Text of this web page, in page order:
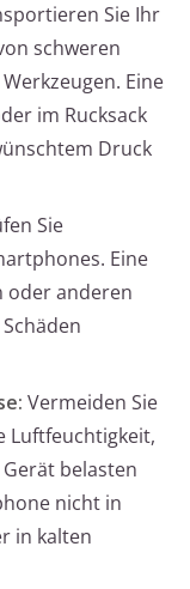
Sie Ihr
schweren
Eine
im Rucksack
Druck
Sie
Eine
oder anderen
Vermeiden Sie
Luftfeuchtigkeit,
belasten
nicht in
in kalten